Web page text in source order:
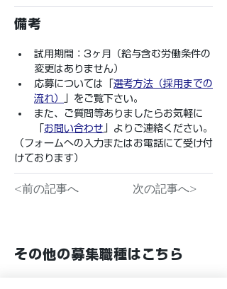
備考
試用期間：3ヶ月（給与含む労働条件の
変更はありません）
応募については「 選考方法（採用までの
流れ）
」をご覧下さい。
また、ご質問等ありましたらお気軽に
お問い合わせ 」よりご連絡ください。
（フォームへの入力またはお電話にて受け付
けております）
<前の記事へ 次の記事へ>
その他の募集職種はこちら